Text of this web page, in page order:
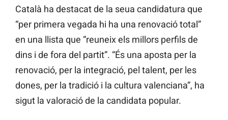
Català ha destacat de la seua candidatura que
“per primera vegada hi ha una renovació total”
en una llista que “reuneix els millors perfils de
dins i de fora del partit”. “És una aposta per la
renovació, per la integració, pel talent, per les
dones, per la tradició i la cultura valenciana”, ha
sigut la valoració de la candidata popular.